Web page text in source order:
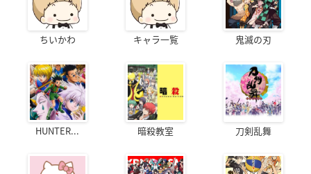
ちいかわ キャラ一覧 鬼滅の刃
HUNTER... 暗殺教室 刀剣乱舞